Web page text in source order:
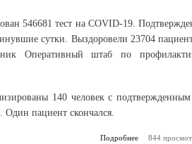
546681 тест на COVID-19.
сутки. Выздоровели 23704
Оперативный штаб по
140 человек с
пациент скончался.
Подробнее
о
844